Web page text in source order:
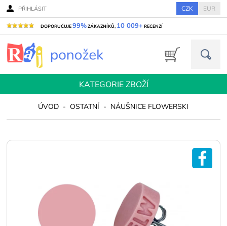
PŘIHLÁSIT CZK EUR
DOPORUČUJE99%ZÁKAZNÍKŮ, 10 009+ RECENZÍ
KATEGORIE ZBOŽÍ
ÚVOD - OSTATNÍ - NÁUŠNICE FLOWERSKI